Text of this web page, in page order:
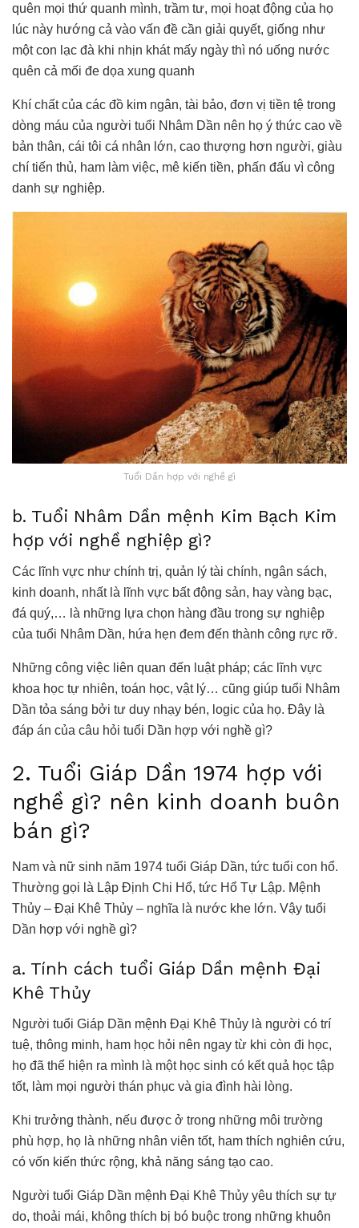
quên mọi thứ quanh mình, trầm tư, mọi hoạt động của họ
lúc này hướng cả vào vấn đề cần giải quyết, giống như
một con lạc đà khi nhịn khát mấy ngày thì nó uống nước
quên cả mối đe dọa xung quanh
Khí chất của các đồ kim ngân, tài bảo, đơn vị tiền tệ trong
dòng máu của người tuổi Nhâm Dần nên họ ý thức cao về
bản thân, cái tôi cá nhân lớn, cao thượng hơn người, giàu
chí tiến thủ, ham làm việc, mê kiến tiền, phấn đấu vì công
danh sự nghiệp.
Tuổi Dần hợp với nghề gì
b. Tuổi Nhâm Dần mệnh Kim Bạch Kim
hợp với nghề nghiệp gì?
Các lĩnh vực như chính trị, quản lý tài chính, ngân sách,
kinh doanh, nhất là lĩnh vực bất động sản, hay vàng bạc,
đá quý,… là những lựa chọn hàng đầu trong sự nghiệp
của tuổi Nhâm Dần, hứa hẹn đem đến thành công rực rỡ.
Những công việc liên quan đến luật pháp; các lĩnh vực
khoa học tự nhiên, toán học, vật lý… cũng giúp tuổi Nhâm
Dần tỏa sáng bởi tư duy nhạy bén, logic của họ. Đây là
đáp án của câu hỏi tuổi Dần hợp với nghề gì?
2. Tuổi Giáp Dần 1974 hợp với
nghề gì? nên kinh doanh buôn
bán gì?
Nam và nữ sinh năm 1974 tuổi Giáp Dần, tức tuổi con hổ.
Thường gọi là Lập Định Chi Hổ, tức Hổ Tự Lập. Mệnh
Thủy – Đại Khê Thủy – nghĩa là nước khe lớn. Vậy tuổi
Dần hợp với nghề gì?
a. Tính cách tuổi Giáp Dần mệnh Đại
Khê Thủy
Người tuổi Giáp Dần mệnh Đại Khê Thủy là người có trí
tuệ, thông minh, ham học hỏi nên ngay từ khi còn đi học,
họ đã thể hiện ra mình là một học sinh có kết quả học tập
tốt, làm mọi người thán phục và gia đình hài lòng.
Khi trưởng thành, nếu được ở trong những môi trường
phù hợp, họ là những nhân viên tốt, ham thích nghiên cứu,
có vốn kiến thức rộng, khả năng sáng tạo cao.
Người tuổi Giáp Dần mệnh Đại Khê Thủy yêu thích sự tự
do, thoải mái, không thích bị bó buộc trong những khuôn